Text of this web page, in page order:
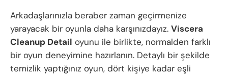
Arkadaşlarınızla beraber zaman geçirmenize
yarayacak bir oyunla daha karşınızdayız. Viscera
Cleanup Detail oyunu ile birlikte, normalden farklı
bir oyun deneyimine hazırlanın. Detaylı bir şekilde
temizlik yaptığınız oyun, dört kişiye kadar eşli